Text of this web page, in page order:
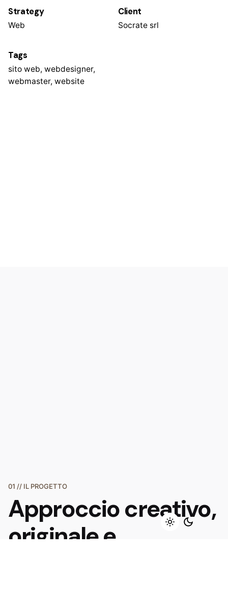
Strategy
Web
Client
Socrate srl
Tags
sito web, webdesigner,
webmaster, website
01 // IL PROGETTO
Approccio creativo,
originale e